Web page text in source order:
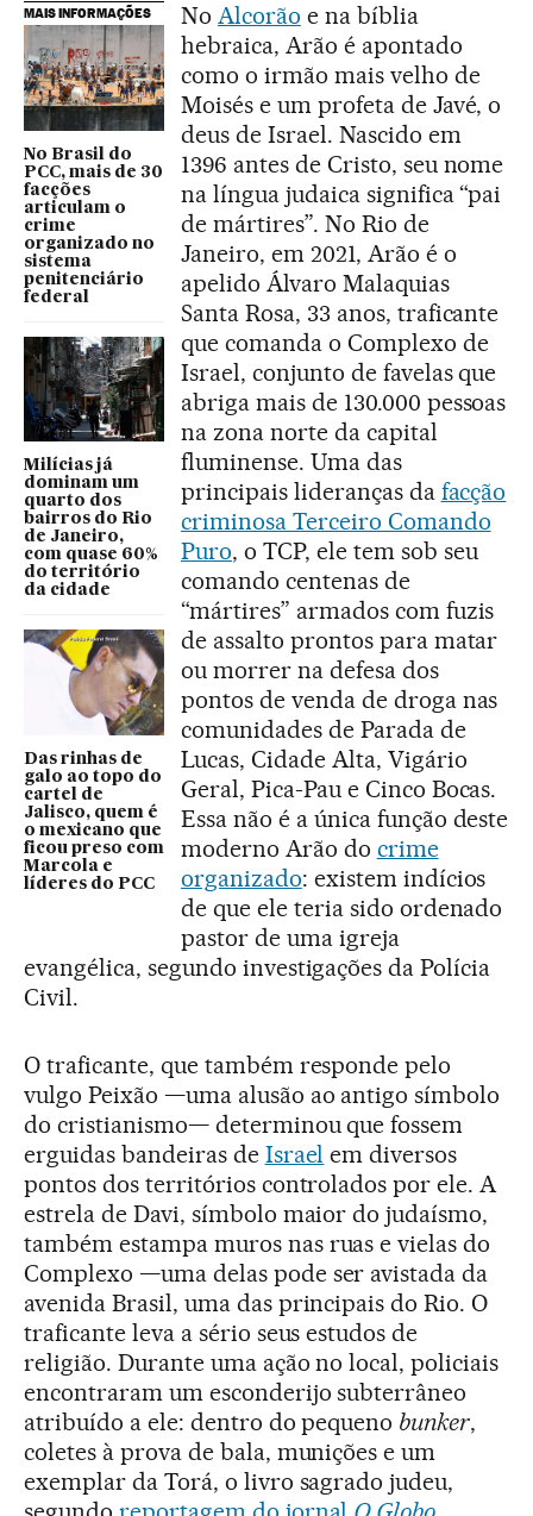
MAIS INFORMAÇÕES
No Brasil do
PCC, mais de 30
facções
articulam o
crime
organizado no
sistema
penitenciário
federal
Milícias já
dominam um
quarto dos
bairros do Rio
de Janeiro,
com quase 60%
do território
da cidade
Das rinhas de
galo ao topo do
cartel de
Jalisco, quem é
o mexicano que
ficou preso com
Marcola e
líderes do PCC
No Alcorão e na bíblia
hebraica, Arão é apontado
como o irmão mais velho de
Moisés e um profeta de Javé, o
deus de Israel. Nascido em
1396 antes de Cristo, seu nome
na língua judaica significa “pai
de mártires”. No Rio de
Janeiro, em 2021, Arão é o
apelido Álvaro Malaquias
Santa Rosa, 33 anos, traficante
que comanda o Complexo de
Israel, conjunto de favelas que
abriga mais de 130.000 pessoas
na zona norte da capital
fluminense. Uma das
principais lideranças da facção
criminosa Terceiro Comando
Puro, o TCP, ele tem sob seu
comando centenas de
“mártires” armados com fuzis
de assalto prontos para matar
ou morrer na defesa dos
pontos de venda de droga nas
comunidades de Parada de
Lucas, Cidade Alta, Vigário
Geral, Pica-Pau e Cinco Bocas.
Essa não é a única função deste
moderno Arão do crime
organizado: existem indícios
de que ele teria sido ordenado
pastor de uma igreja
evangélica, segundo investigações da Polícia
Civil.
O traficante, que também responde pelo
vulgo Peixão —uma alusão ao antigo símbolo
do cristianismo— determinou que fossem
erguidas bandeiras de Israel em diversos
pontos dos territórios controlados por ele. A
estrela de Davi, símbolo maior do judaísmo,
também estampa muros nas ruas e vielas do
Complexo —uma delas pode ser avistada da
avenida Brasil, uma das principais do Rio. O
traficante leva a sério seus estudos de
religião. Durante uma ação no local, policiais
encontraram um esconderijo subterrâneo
atribuído a ele: dentro do pequeno bunker,
coletes à prova de bala, munições e um
exemplar da Torá, o livro sagrado judeu,